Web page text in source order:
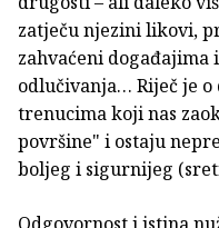
zatječu njezini likovi,
zahvaćeni
odlučivanja… Riječ je
trenucima koji nas
površine" i ostaju
boljeg i sigurnijeg